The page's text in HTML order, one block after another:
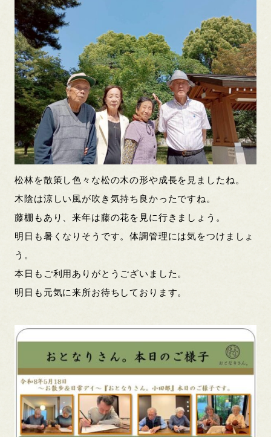
松林を散策し色々な松の木の形や成長を見ましたね。
木陰は涼しい風が吹き気持ち良かったですね。
藤棚もあり、来年は藤の花を見に行きましょう。
明日も暑くなりそうです。体調管理には気をつけましょ
う。
本日もご利用ありがとうございました。
明日も元気に来所お待ちしております。